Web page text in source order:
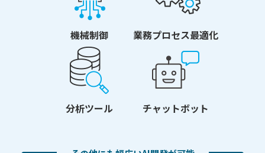
機械制御 業務プロセス最適化
分析ツール チャットボット